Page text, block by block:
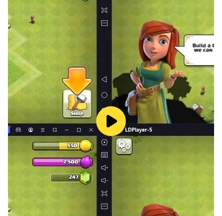
非常抱歉由於某些原因我們的老版本：點點節奏 (Dot n
Beat)已被下架。這裏我們誠摯的邀請老用戶下載我們的新
版本並體驗：點點節奏 (Dot n Beat)-測試你的手速，在
老版本中有過內購的玩家，可立即下載我們的新版本並聯系
我們恢復您的內購。對此帶來的不便我們深感抱歉，我們團
隊將盡最大努力優化遊戲為您帶來完美的體驗。